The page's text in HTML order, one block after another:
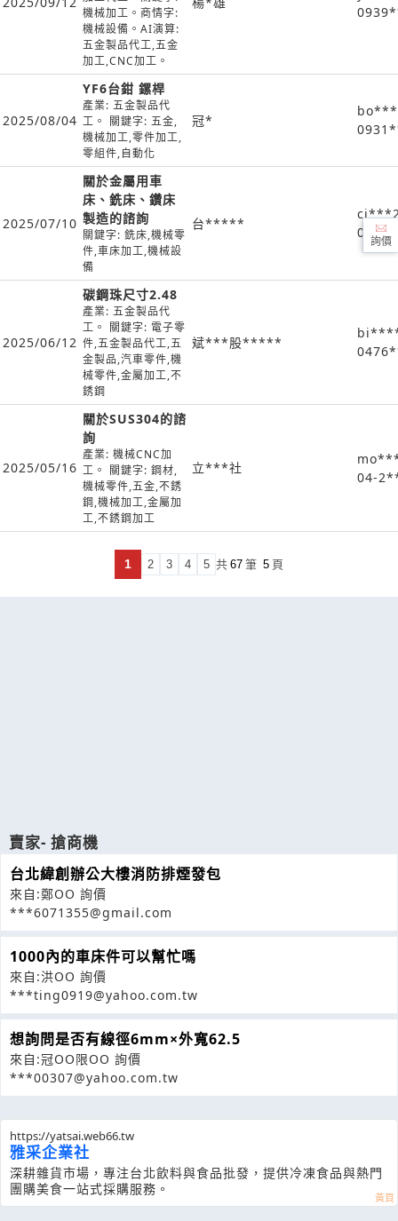
機械加工。商情字:
機械設備。AI演算:
五金製品代工,五金
加工,CNC加工。
2025/08/04
YF6台鉗 鏍桿
產業: 五金製品代
工。 關鍵字: 五金,
機械加工,零件加工,
零組件,自動化
冠*
2025/07/10
關於金屬用車
床、銑床、鑽床
製造的諮詢
關鍵字: 銑床,機械零
件,車床加工,機械設
備
台*****
2025/06/12
碳鋼珠尺寸2.48
產業: 五金製品代
工。 關鍵字: 電子零
件,五金製品代工,五
金製品,汽車零件,機
械零件,金屬加工,不
銹鋼
斌***股*****
2025/05/16
關於SUS304的諮
詢
產業: 機械CNC加
工。 關鍵字: 鋼材,
機械零件,五金,不銹
鋼,機械加工,金屬加
工,不銹鋼加工
立***社
04-
1 2 3 4 5 共 67 筆 5 頁
賣家- 搶商機
台北緯創辦公大樓消防排煙發包
來自:鄭OO 詢價
***6071355@gmail.com
1000內的車床件可以幫忙嗎
來自:洪OO 詢價
***ting0919@yahoo.com.tw
想詢問是否有線徑6mm×外寬62.5
來自:冠OO限OO 詢價
***00307@yahoo.com.tw
https://yatsai.web66.tw
雅采企業社
深耕雜貨市場，專注台北飲料與食品批發，提供冷凍食品與熱門
團購美食一站式採購服務。
詢價